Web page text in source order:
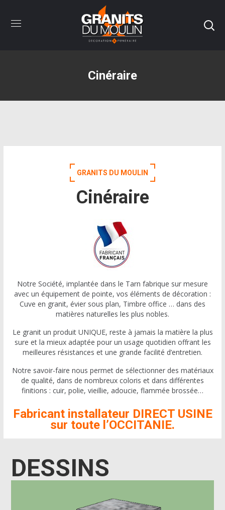
Cinéraire
GRANITS DU MOULIN
Cinéraire
Notre Société, implantée dans le Tarn fabrique sur mesure
avec un équipement de pointe, vos éléments de décoration :
Cuve en granit, évier sous plan, Timbre office … dans des
matières naturelles les plus nobles.
Le granit un produit UNIQUE, reste à jamais la matière la plus
sure et la mieux adaptée pour un usage quotidien offrant les
meilleures résistances et une grande facilité d’entretien.
Notre savoir-faire nous permet de sélectionner des matériaux
de qualité, dans de nombreux coloris et dans différentes
finitions : cuir, polie, vieillie, adoucie, flammée brossée…
Fabricant installateur DIRECT USINE
sur toute l’OCCITANIE.
DESSINS